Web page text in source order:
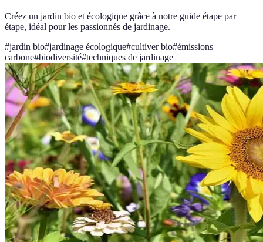
Créez un jardin bio et écologique grâce à notre guide étape par
étape, idéal pour les passionnés de jardinage.
#jardin bio#jardinage écologique#cultiver bio#émissions
carbone#biodiversité#techniques de jardinage